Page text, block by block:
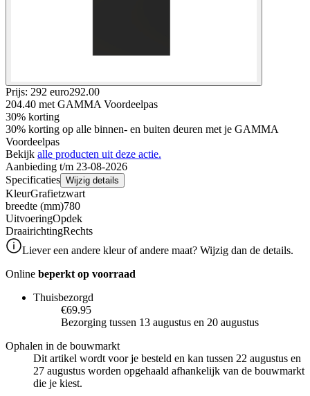
Prijs: 292 euro292.00
204.40 met GAMMA Voordeelpas
30% korting
30% korting op alle binnen- en buiten deuren met je GAMMA
Voordeelpas
Bekijk alle producten uit deze actie.
Aanbieding t/m 23-08-2026
Specificaties Wijzig details
KleurGrafietzwart
breedte (mm)780
UitvoeringOpdek
DraairichtingRechts
Liever een andere kleur of andere maat? Wijzig dan de details.
Online beperkt op voorraad
Thuisbezorgd
€69.95
Bezorging tussen 13 augustus en 20 augustus
Ophalen in de bouwmarkt
Dit artikel wordt voor je besteld en kan tussen 22 augustus en
27 augustus worden opgehaald afhankelijk van de bouwmarkt
die je kiest.